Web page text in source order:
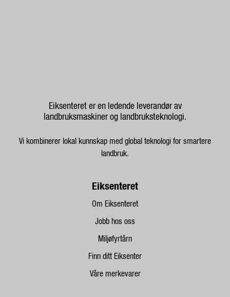
Eiksenteret
Om Eiksenteret
Jobb hos oss
Miljøfyrtårn
Finn ditt Eiksenter
Våre merkevarer
Eiksenteret er en ledende leverandør av
landbruksmaskiner og landbruksteknologi.
Vi kombinerer lokal kunnskap med global teknologi for smartere
landbruk.